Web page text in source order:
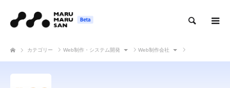
カテゴリー Web制作・システム開発 Web制作会社